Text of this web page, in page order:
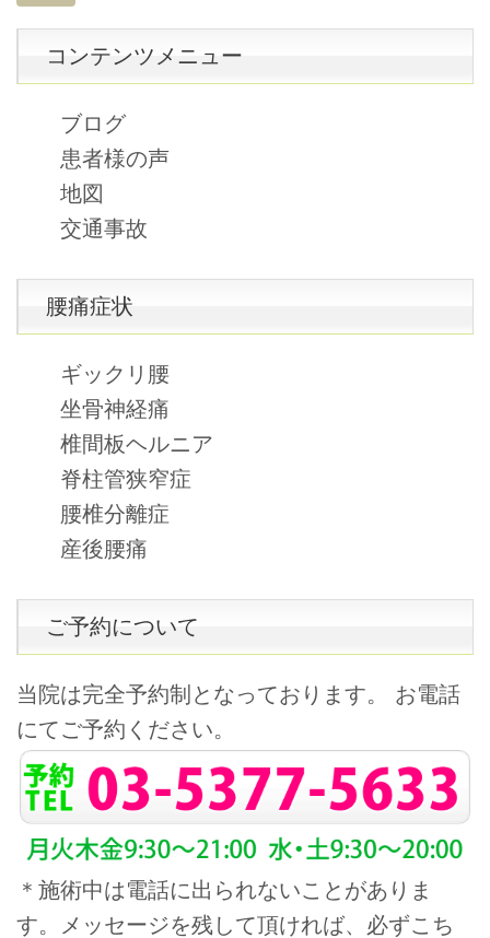
コンテンツメニュー
ブログ
患者様の声
地図
交通事故
腰痛症状
ギックリ腰
坐骨神経痛
椎間板ヘルニア
脊柱管狭窄症
腰椎分離症
産後腰痛
ご予約について
当院は完全予約制となっております。 お電話
にてご予約ください。
＊施術中は電話に出られないことがありま
す。メッセージを残して頂ければ、必ずこち